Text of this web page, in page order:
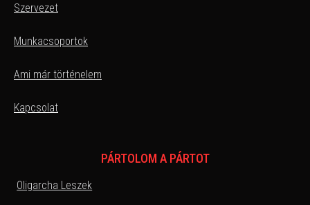
Szervezet
Munkacsoportok
Ami már történelem
Kapcsolat
PÁRTOLOM A PÁRTOT
Oligarcha Leszek